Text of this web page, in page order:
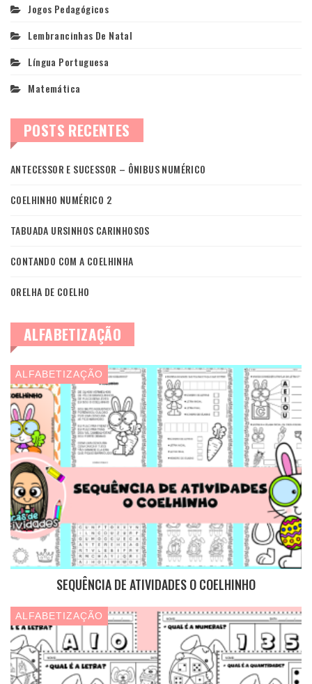
Jogos Pedagógicos
Lembrancinhas De Natal
Língua Portuguesa
Matemática
POSTS RECENTES
ANTECESSOR E SUCESSOR – ÔNIBUS NUMÉRICO
COELHINHO NUMÉRICO 2
TABUADA URSINHOS CARINHOSOS
CONTANDO COM A COELHINHA
ORELHA DE COELHO
ALFABETIZAÇÃO
ALFABETIZAÇÃO
SEQUÊNCIA DE ATIVIDADES O COELHINHO
ALFABETIZAÇÃO